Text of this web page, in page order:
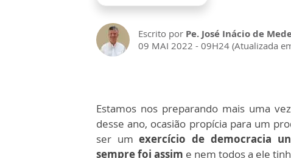
Escrito por Pe. José Inácio de
09 MAI 2022 - 09H24 (Atualizada
Estamos nos preparando mais uma
desse ano, ocasião propícia para um
ser umexercício de democracia
sempre foi assim e nem todos a ele